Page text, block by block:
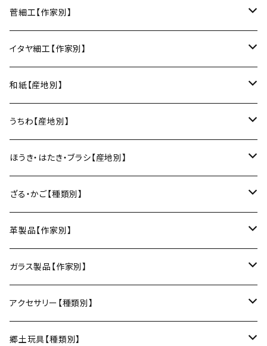
丼
マグカップ
フリーカップ
酒器
ぐい呑み・盃
徳利
蓋物・キャニスター
そば猪口
箸・カトラリー
箸
箸置き
土鍋
鍋敷き・コースター
鍋敷き
ポットマット
m.m.d.（瀬戸焼／愛知）
LUC DE BOECK（京都）
小山研一（京都）
中村譲司（京都）
俊彦窯（丹波焼／兵庫）
Fuji窯（備前焼／岡山）
仁堂窯 大森宏明（備前焼／岡山）
梅山窯（砥部焼／愛媛）
宗像窯（会津本郷焼／福島）
松永窯（大堀相馬焼／福島）
うるしおいしおはし
甲斐のぶお工房（竹のカトラリー／大分）
巾着袋
ブックカバー
清原遥（テキスタイル／滋賀）
KOMOREBI
朝焼け
藍染屋ほうね（藍染／静岡）
京都のれん（風呂敷／京都）
小風呂敷（約50cm角）
2巾風呂敷（約70cm角）
Sugee textile（国産手ぬぐい）
向井詩織（ブロックプリント／インド）
昇苑くみひも（京都）
リング
ブレスレット
菅細工【作家別】
深江菅細工（大阪）
イタヤ細工【作家別】
角館イタヤ工芸（秋田）
民芸イタヤ工房（秋田）
和紙【産地別】
出雲民藝紙（島根）
多羅富來和紙（愛媛）
八尾和紙（富山）
美濃和紙（岐阜）
うちわ【産地別】
房州うちわ（千葉）
水うちわ（岐阜）
ほうき・はたき・ブラシ【産地別】
松本箒（長野）
棕櫚箒（和歌山）
和箒（栃木）
和箒（群馬）
ざる・かご【種類別】
盆ざる
かご
革製品【作家別】
Therese（奈良）
ガラス製品【作家別】
Taiga Glass（群馬）
アクセサリー【種類別】
ネックレス
郷土玩具【種類別】